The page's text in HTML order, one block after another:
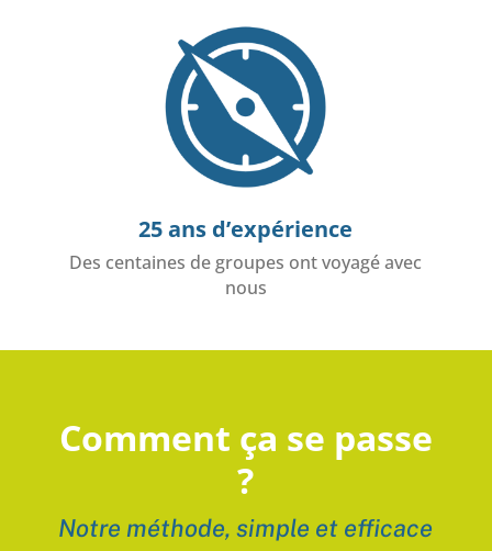
25 ans d’expérience
Des centaines de groupes ont voyagé avec
nous
Comment ça se passe
?
Notre méthode, simple et efficace